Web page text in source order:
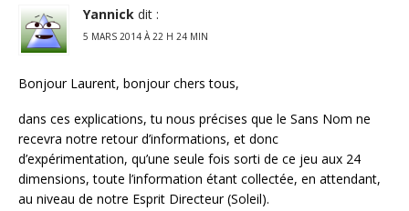
Yannick dit :
5 MARS 2014 À 22 H 24 MIN
Bonjour Laurent, bonjour chers tous,
dans ces explications, tu nous précises que le Sans Nom ne
recevra notre retour d’informations, et donc
d’expérimentation, qu’une seule fois sorti de ce jeu aux 24
dimensions, toute l’information étant collectée, en attendant,
au niveau de notre Esprit Directeur (Soleil).